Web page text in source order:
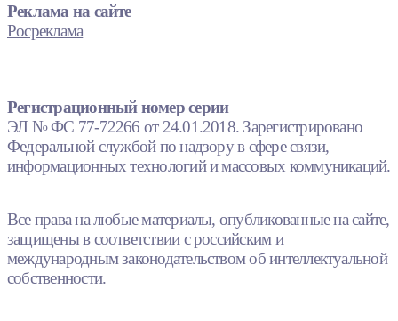
Реклама на сайте
Росреклама
Регистрационный номер серии
ЭЛ № ФС 77-72266 от 24.01.2018. Зарегистрировано
Федеральной службой по надзору в сфере связи,
информационных технологий и массовых коммуникаций.
Все права на любые материалы, опубликованные на сайте,
защищены в соответствии с российским и
международным законодательством об интеллектуальной
собственности.